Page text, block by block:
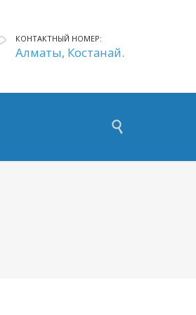
КОНТАКТНЫЙ НОМЕР:
Алматы, Костанай.
